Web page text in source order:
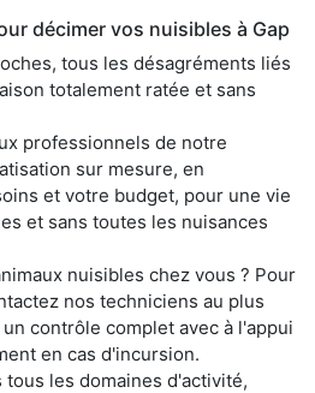
décimer vos nuisibles à Gap
tous les désagréments liés
totalement ratée et sans
professionnels de notre
sur mesure, en
et votre budget, pour une vie
et sans toutes les nuisances
nuisibles chez vous ? Pour
nos techniciens au plus
contrôle complet avec à l'appui
en cas d'incursion.
les domaines d'activité,